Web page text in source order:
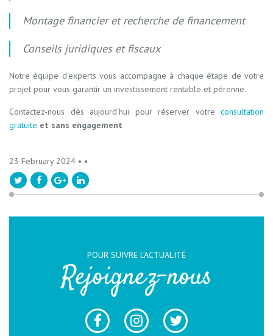
Montage financier et recherche de financement
Conseils juridiques et fiscaux
Notre équipe d'experts vous accompagne à chaque étape de votre
projet pour vous garantir un investissement rentable et pérenne.
Contactez-nous dès aujourd'hui pour réserver votre consultation
gratuite et sans engagement
23 February 2024 • •
POUR SUIVRE L’ACTUALITÉ
Rejoignez-nous